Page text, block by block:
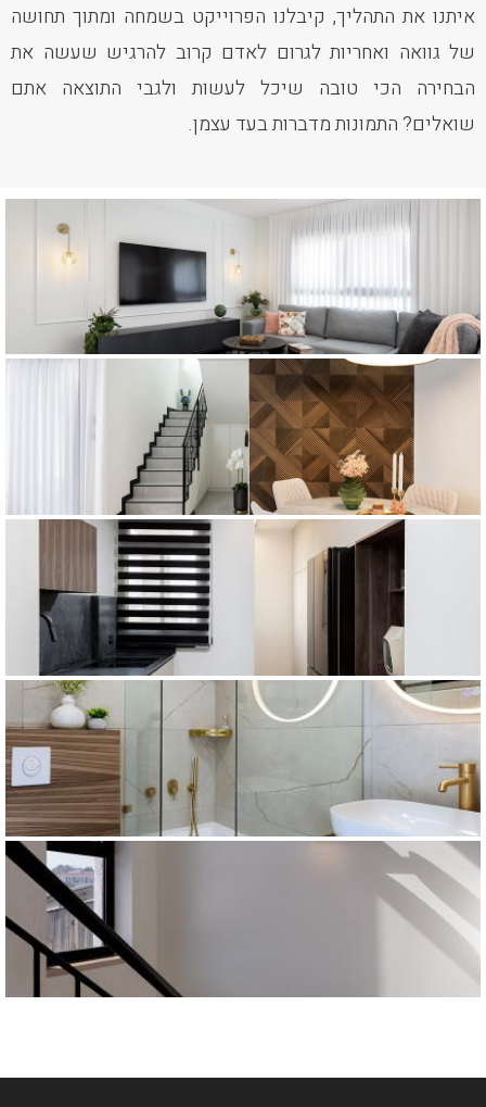
איתנו את התהליך, קיבלנו הפרוייקט בשמחה ומתוך תחושה
של גוואה ואחריות לגרום לאדם קרוב להרגיש שעשה את
הבחירה הכי טובה שיכל לעשות ולגבי התוצאה אתם
שואלים? התמונות מדברות בעד עצמן.